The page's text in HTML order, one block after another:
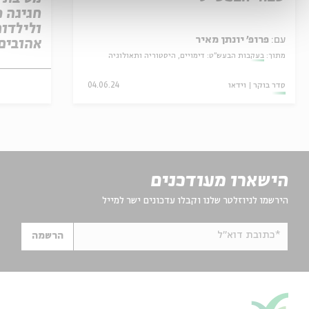
עם: פרופ' יונתן מאיר
מתוך: בעקבות הבעש"ט: דימויים, היסטוריה ותאולוגיה
סדר בוקר וידאו 04.06.24
חגיגה
הישארו מעודכנים
הירשמו לניוזלטר שלנו וקבלו עדכונים ישר למייל
*כתובת דוא"ל הרשמה